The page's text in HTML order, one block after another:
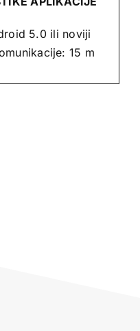
5.0 ili noviji
15 m